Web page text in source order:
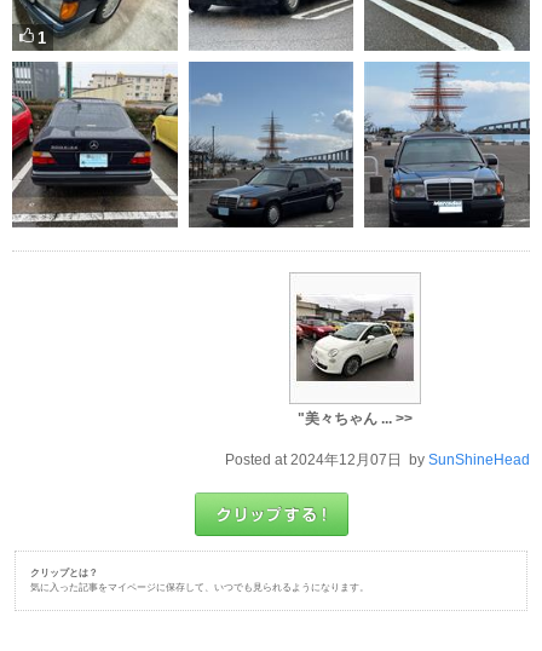
1
"美々ちゃん ... >>
Posted at 2024年12月07日 by SunShineHead
クリップとは？
気に入った記事をマイページに保存して、いつでも見られるようになります。